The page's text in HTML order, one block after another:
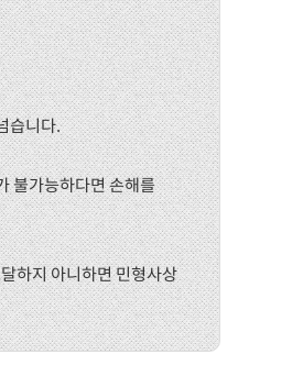
습니다.
불가능하다면 손해를
하지 아니하면 민형사상